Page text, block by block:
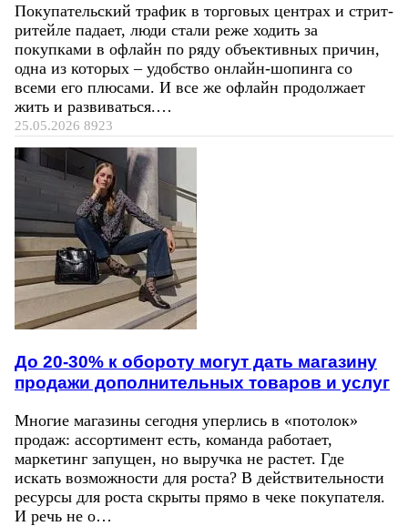
Покупательский трафик в торговых центрах и стрит-
ритейле падает, люди стали реже ходить за
покупками в офлайн по ряду объективных причин,
одна из которых – удобство онлайн-шопинга со
всеми его плюсами. И все же офлайн продолжает
жить и развиваться.…
25.05.2026 8923
До 20-30% к обороту могут дать магазину
продажи дополнительных товаров и услуг
Многие магазины сегодня уперлись в «потолок»
продаж: ассортимент есть, команда работает,
маркетинг запущен, но выручка не растет. Где
искать возможности для роста? В действительности
ресурсы для роста скрыты прямо в чеке покупателя.
И речь не о…